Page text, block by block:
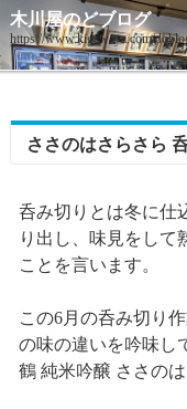
木川屋のどブログ
https://www.kigawaya.com/
ささのはさらさら
呑み切りとは冬に仕
り出し、味見をして
ことを言います。
この6月の呑み切り
の味の違いを吟味し
鶴 純米吟醸 ささのは